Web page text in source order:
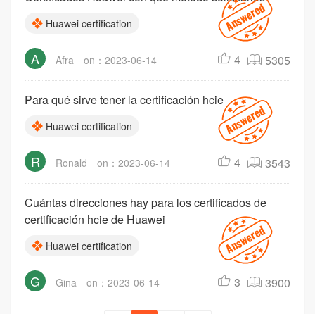
Huawei certification
A Afra on：2023-06-14 4 5305
Para qué sirve tener la certificación hcie
Huawei certification
R Ronald on：2023-06-14 4 3543
Cuántas direcciones hay para los certificados de
certificación hcie de Huawei
Huawei certification
G Gina on：2023-06-14 3 3900